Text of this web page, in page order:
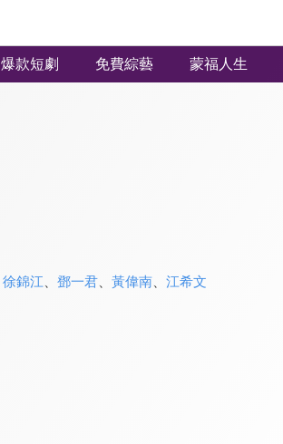
爆款短劇 免費綜藝 蒙福人生
徐錦江 鄧一君、 黃偉南、 江希文